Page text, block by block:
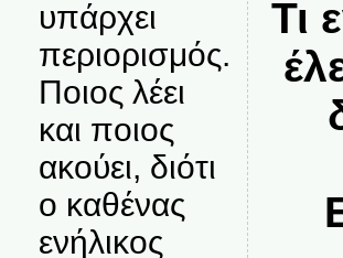
υπάρχει
περιορισμός.
Ποιος λέει
και ποιος
ακούει, διότι
ο καθένας
ενήλικος
Τι